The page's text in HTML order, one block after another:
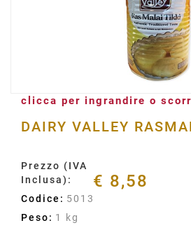
clicca per ingrandire o
DAIRY VALLEY
Prezzo (IVA
Inclusa):
€ 8,58
Codice: 5013
Peso: 1 kg